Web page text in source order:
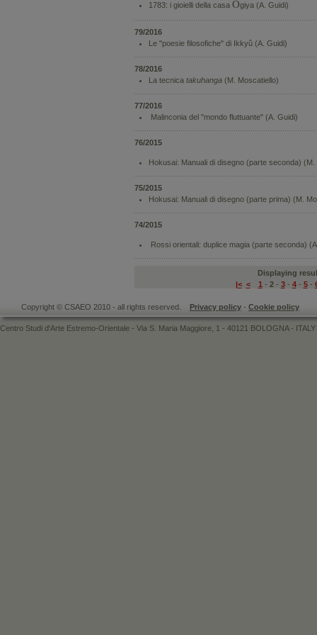
1783: i gioielli della casa Ôgiya (A. Guidi)
79/2016
Le "poesie filosofiche" di Ikkyû (A. Guidi)
78/2016
La tecnica takuhanga (M. Moscatiello)
77/2016
Malinconia del "mondo fluttuante" (A. Guidi)
76/2015
Hokusai: Manuali di disegno (parte seconda) (M.
75/2015
Hokusai: Manuali di disegno (parte prima) (M.
74/2015
Rossi orientali: duplice magia (parte seconda)
Displaying
|< < 1 - 2- 3- 4- 5-
Copyright © CSAEO 2010 - all rights reserved. Privacy policy - Cookie policy
Centro Studi d'Arte Estremo-Orientale - Via S. Maria Maggiore, 1 - 40121 BOLOGNA -